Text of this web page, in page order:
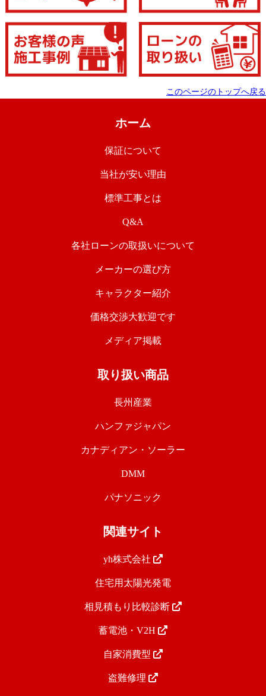
このページのトップへ戻る
ホーム
保証について
当社が安い理由
標準工事とは
Q&A
各社ローンの取扱いについて
メーカーの選び方
キャラクター紹介
価格交渉大歓迎です
メディア掲載
取り扱い商品
長州産業
ハンファジャパン
カナディアン・ソーラー
DMM
パナソニック
関連サイト
yh株式会社
住宅用太陽光発電
相見積もり比較診断
蓄電池・V2H
自家消費型
盗難修理